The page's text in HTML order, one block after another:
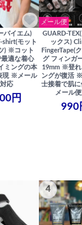
バイエム)
shirt(モット
) ※コット
最適な着心
ミングの本
現 ※メール
応
円
メール便
GUARD-
ックス)
FingerTape(
グ フィンガ
19mm ※登れ
ングが復活
士接着で肌
メール
990
4